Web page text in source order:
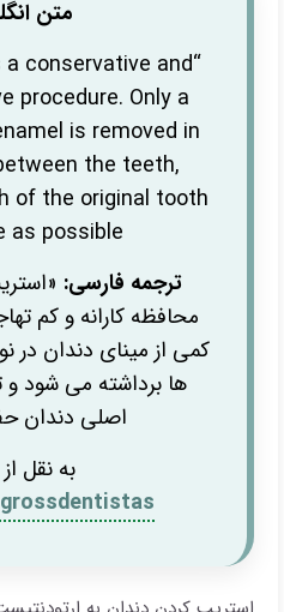
متن
a conservative and
procedure. Only a
is removed in
the teeth,
of the original tooth
possible.”
ترجمه فارسی:
محافظه کارانه و کم
کمی از مینای دندان
ها برداشته می شود و
اصلی دندان
به نقل